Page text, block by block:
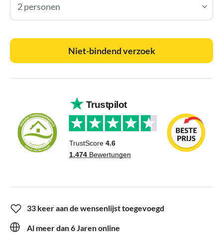
2 personen
Niet-bindend verzoek
33 keer aan de wensenlijst toegevoegd
Al meer dan 6 Jaren online